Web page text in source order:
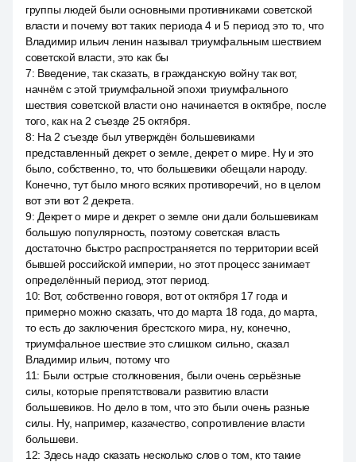
группы людей были основными противниками советской
власти и почему вот таких периода 4 и 5 период это то, что
Владимир ильич ленин называл триумфальным шествием
советской власти, это как бы
7: Введение, так сказать, в гражданскую войну так вот,
начнём с этой триумфальной эпохи триумфального
шествия советской власти оно начинается в октябре, после
того, как на 2 съезде 25 октября.
8: На 2 съезде был утверждён большевиками
представленный декрет о земле, декрет о мире. Ну и это
было, собственно, то, что большевики обещали народу.
Конечно, тут было много всяких противоречий, но в целом
вот эти вот 2 декрета.
9: Декрет о мире и декрет о земле они дали большевикам
большую популярность, поэтому советская власть
достаточно быстро распространяется по территории всей
бывшей российской империи, но этот процесс занимает
определённый период, этот период.
10: Вот, собственно говоря, вот от октября 17 года и
примерно можно сказать, что до марта 18 года, до марта,
то есть до заключения брестского мира, ну, конечно,
триумфальное шествие это слишком сильно, сказал
Владимир ильич, потому что
11: Были острые столкновения, были очень серьёзные
силы, которые препятствовали развитию власти
большевиков. Но дело в том, что это были очень разные
силы. Ну, например, казачество, сопротивление власти
большеви.
12: Здесь надо сказать несколько слов о том, кто такие